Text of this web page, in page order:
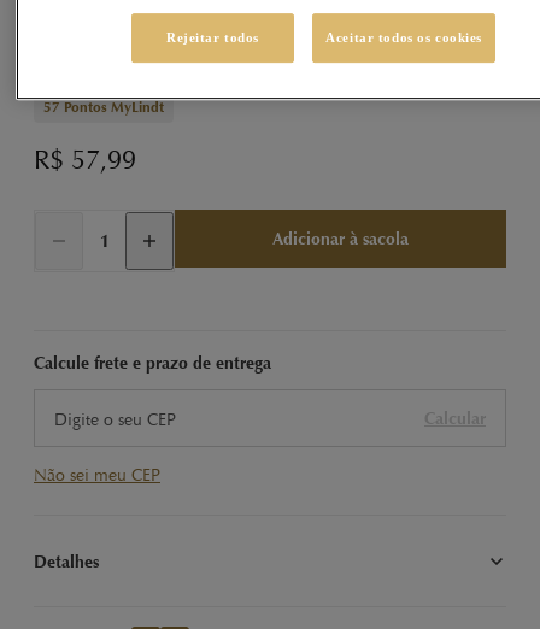
CREATION Sku430126
Creation Tablete Menta 150g
57Pontos MyLindt
R$ 57,99
Adicionar à sacola
Calcule frete e prazo de entrega
Calcular
Não sei meu CEP
Detalhes
Rejeitar todos Aceitar todos os cookies